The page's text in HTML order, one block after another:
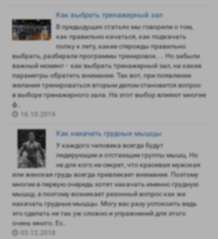
Как выбрать тренажерный зал
В предыдущих статьях мы говорили о том,
как правильно качаться, как подкачать
попку к лету, какие стероиды правильно
выбрать, разбирали программы тренировок.... Но забыли
важный момент - как выбрать тренажерный зал, на какие
параметры обратить внимание. Так вот, при появлении
желания тренироваться вторым делом становится вопрос
в выборе тренажерного зала. На этот выбор влияют многие
ф..
16.10.2019
Как накачать грудные мышцы
У каждого человека всегда будут
лидирующие и отстающие группы мышц. Но
не для кого не секрет, что красивая мужская
или женская грудь всегда привлекает внимание. Поэтому
многие в первую очередь хотят накачать именно грудную
мышцу, а поэтому возникает резонный вопрос как же
накачать грудные мышцы. Могу вас разу успокоить ведь
это сделать не так уж сложно и упражнений для этого
очень много. Ес..
03.12.2018